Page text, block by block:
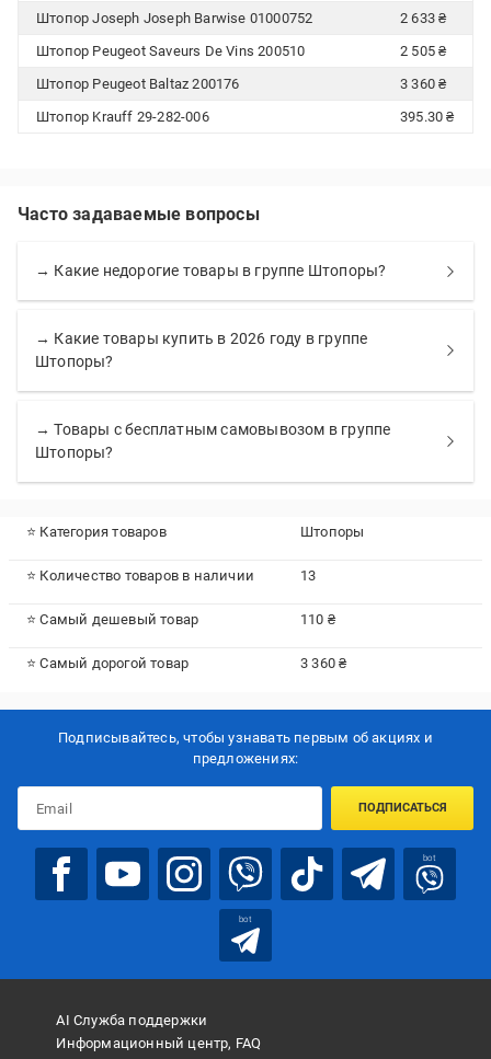
Штопор Joseph Joseph Barwise 01000752
2 633 ₴
Штопор Peugeot Saveurs De Vins 200510
2 505 ₴
Штопор Peugeot Baltaz 200176
3 360 ₴
Штопор Krauff 29-282-006
395.30 ₴
Часто задаваемые вопросы
→ Какие недорогие товары в группе Штопоры?
→ Какие товары купить в 2026 году в группе
Штопоры?
→ Товары с бесплатным самовывозом в группе
Штопоры?
⭐ Категория товаров Штопоры
⭐ Количество товаров в наличии 13
⭐ Самый дешевый товар 110 ₴
⭐ Самый дорогой товар 3 360 ₴
Подписывайтесь, чтобы узнавать первым об акцияx и
предложениях:
ПОДПИСАТЬСЯ
bot
bot
AI Служба поддержки
Информационный центр, FAQ